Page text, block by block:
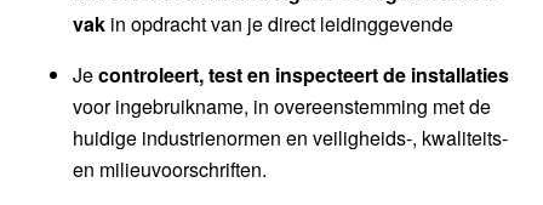
vak in opdracht van je direct leidinggevende
Jecontroleert, test en inspecteert de installaties
voor ingebruikname, in overeenstemming met de
huidige industrienormen en veiligheids-, kwaliteits-
en milieuvoorschriften.